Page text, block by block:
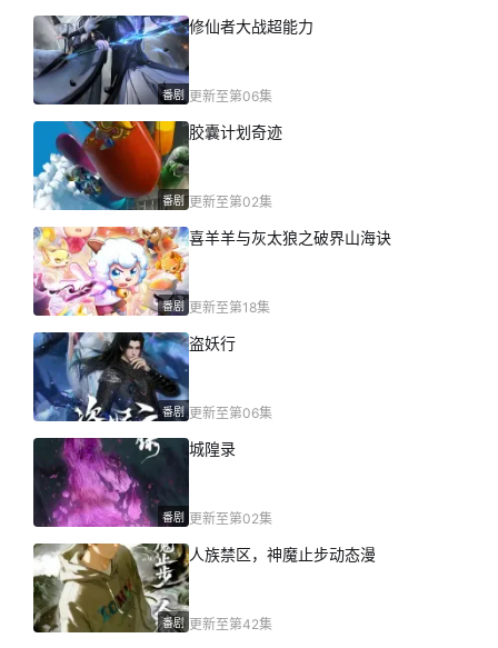
番剧
修仙者大战超能力
更新至第06集
番剧
胶囊计划奇迹
更新至第02集
番剧
喜羊羊与灰太狼之破界山海诀
更新至第18集
番剧
盗妖行
更新至第06集
番剧
城隍录
更新至第02集
番剧
人族禁区，神魔止步动态漫
更新至第42集